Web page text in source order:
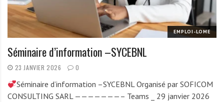
EMPLOI-LOME
Séminaire d’information –SYCEBNL
23 JANVIER 2026 0
Séminaire d’information –SYCEBNL Organisé par SOFICOM
CONSULTING SARL ———————– Teams _ 29 janvier 2026